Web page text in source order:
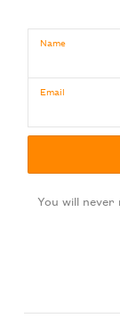
Name
Email
You will